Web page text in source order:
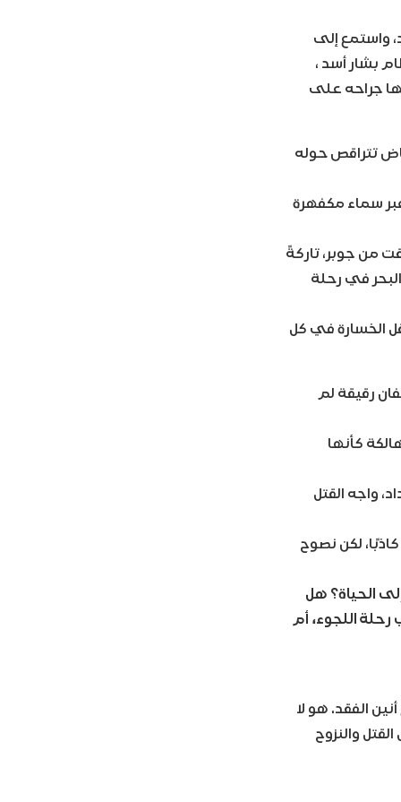
واستمع إلى
بشار أسد ،
جراحه على
تتراقص حوله
سماء مكفهرة
من جوبر، تاركةً
في رحلة
الخسارة في كل
رقيقة لم
كأنها
تحت وطأة الاستبداد، واجه القتل
لكن نصوح
الحياة؟ هل
اللجوء، أم
الفقد. هو لا
ظل نظام بائد لمدة 14 عامًا، تحمل القتل والنزوح